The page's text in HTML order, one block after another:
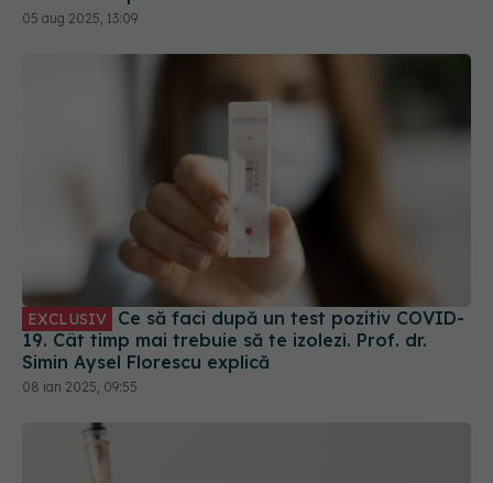
19. Cât timp mai trebuie să te izolezi. Prof. dr.
Simin Aysel Florescu explică
08 ian 2025, 09:55